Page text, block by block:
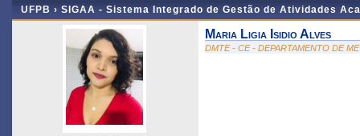
UFPB › SIGAA - Sistema Integrado de Gestão de Atividades
Maria Ligia Isidio Alves
DMTE - CE - DEPARTAMENTO DE